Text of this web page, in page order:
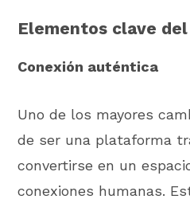
Elementos clave
Conexión auténtica
Uno de los mayores
de ser una plataforma
convertirse en un
conexiones humanas.